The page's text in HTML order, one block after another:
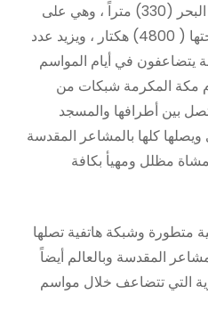
وترتفع مكة المكرمة عن سطح البحر (330) متراً ، وهي على
عرض (31) درجة وتتجاوز مساحتها ( 4800) هكتار ، ويزيد عدد
الـ (600.000) نسمة يتضاعفون في أيام المواسم
مكة المكرمة شبكات من
بين أطرافها والمسجد
كلها بالمشاعر المقدسة
مظلل ومهيأ بكافة
وشبكة هاتفية تصلها
المقدسة وبالعالم أيضاً
التي تتضاعف خلال مواسم